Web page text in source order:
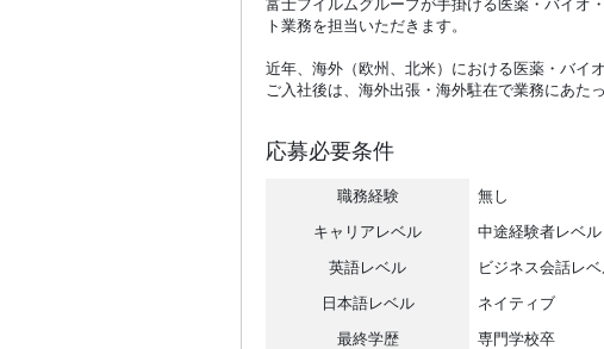
富士フイルムグループが手掛ける医薬・バイオ
ト業務を担当いただきます。
近年、海外（欧州、北米）における医薬・バイ
ご入社後は、海外出張・海外駐在で業務にあた
応募必要条件
職務経験
無し
キャリアレベル
中途経験者レベル
英語レベル
ビジネス会話レ
日本語レベル
ネイティブ
最終学歴
専門学校卒